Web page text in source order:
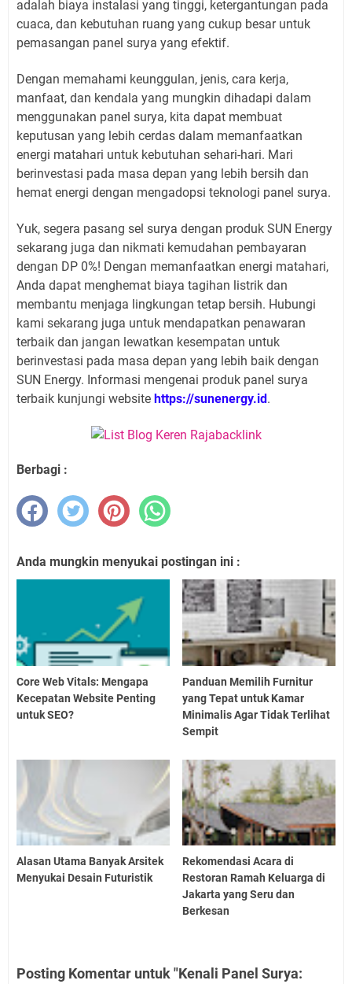
adalah biaya instalasi yang tinggi, ketergantungan pada
cuaca, dan kebutuhan ruang yang cukup besar untuk
pemasangan panel surya yang efektif.
Dengan memahami keunggulan, jenis, cara kerja,
manfaat, dan kendala yang mungkin dihadapi dalam
menggunakan panel surya, kita dapat membuat
keputusan yang lebih cerdas dalam memanfaatkan
energi matahari untuk kebutuhan sehari-hari. Mari
berinvestasi pada masa depan yang lebih bersih dan
hemat energi dengan mengadopsi teknologi panel surya.
Yuk, segera pasang sel surya dengan produk SUN Energy
sekarang juga dan nikmati kemudahan pembayaran
dengan DP 0%! Dengan memanfaatkan energi matahari,
Anda dapat menghemat biaya tagihan listrik dan
membantu menjaga lingkungan tetap bersih. Hubungi
kami sekarang juga untuk mendapatkan penawaran
terbaik dan jangan lewatkan kesempatan untuk
berinvestasi pada masa depan yang lebih baik dengan
SUN Energy. Informasi mengenai produk panel surya
terbaik kunjungi website https://sunenergy.id.
Berbagi :
Anda mungkin menyukai postingan ini :
Core Web Vitals: Mengapa
Kecepatan Website Penting
untuk SEO?
Panduan Memilih Furnitur
yang Tepat untuk Kamar
Minimalis Agar Tidak Terlihat
Sempit
Alasan Utama Banyak Arsitek
Menyukai Desain Futuristik
Rekomendasi Acara di
Restoran Ramah Keluarga di
Jakarta yang Seru dan
Berkesan
Posting Komentar untuk "Kenali Panel Surya: